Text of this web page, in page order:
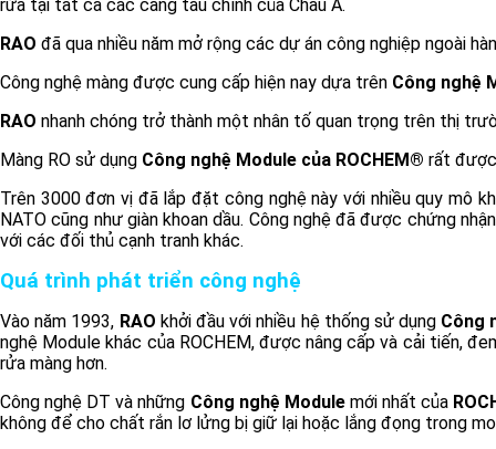
rửa tại tất cả các cảng tàu chính của Châu Á.
RAO đã qua nhiều năm mở rộng các dự án công nghiệp ngoài
Công nghệ màng được cung cấp hiện nay dựa trên Công nghệ
RAO nhanh chóng trở thành một nhân tố quan trọng trên thị
Màng RO sử dụng Công nghệ Module của ROCHEM® rất
Trên 3000 đơn vị đã lắp đặt công nghệ này với nhiều quy mô
NATO cũng như giàn khoan dầu. Công nghệ đã được chứng
với các đối thủ cạnh tranh khác.
Quá trình phát triển công nghệ
Vào năm 1993, RAO khởi đầu với nhiều hệ thống sử dụng Công
nghệ Module khác của ROCHEM, được nâng cấp và cải tiến,
rửa màng hơn.
Công nghệ DT và những Công nghệ Modulemới nhất của
không để cho chất rắn lơ lửng bị giữ lại hoặc lắng đọng trong